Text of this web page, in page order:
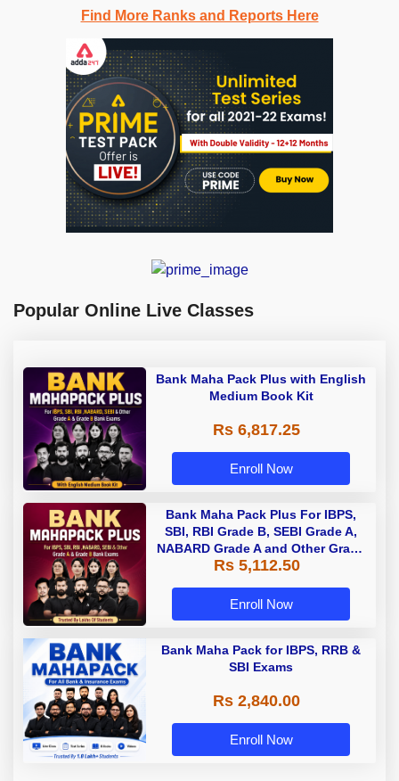
Find More Ranks and Reports Here
Popular Online Live Classes
Bank Maha Pack Plus with English
Medium Book Kit
Rs 6,817.25
Enroll Now
Bank Maha Pack Plus For IBPS,
SBI, RBI Grade B, SEBI Grade A,
NABARD Grade A and Other Grade
A & Grade B Bank Exams
Rs 5,112.50
Enroll Now
Bank Maha Pack for IBPS, RRB &
SBI Exams
Rs 2,840.00
Enroll Now